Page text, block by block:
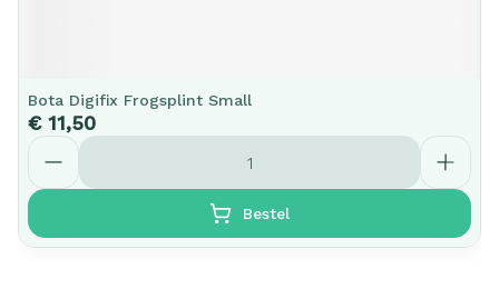
Bota Digifix Frogsplint Small
€ 11,50
Aantal
Bestel